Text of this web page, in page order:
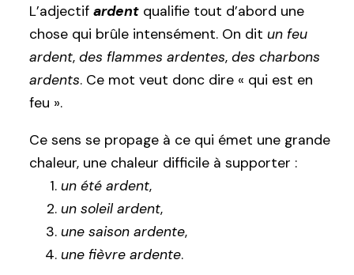
L’adjectif ardent qualifie tout d’abord une
chose qui brûle intensément. On dit un feu
ardent, des flammes ardentes, des charbons
ardents. Ce mot veut donc dire « qui est en
feu ».
Ce sens se propage à ce qui émet une grande
chaleur, une chaleur difficile à supporter :
un été ardent,
un soleil ardent,
une saison ardente,
une fièvre ardente.